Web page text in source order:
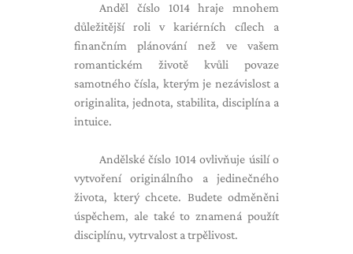
Anděl číslo 1014 hraje mnohem
důležitější roli v kariérních cílech a
finančním plánování než ve vašem
romantickém životě kvůli povaze
samotného čísla, kterým je nezávislost a
originalita, jednota, stabilita, disciplína a
intuice.
Andělské číslo 1014 ovlivňuje úsilí o
vytvoření originálního a jedinečného
života, který chcete. Budete odměněni
úspěchem, ale také to znamená použít
disciplínu, vytrvalost a trpělivost.